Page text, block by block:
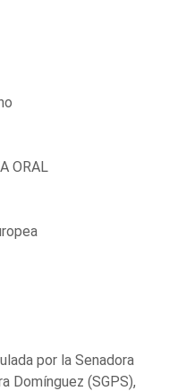
ORAL
por la Senadora
Domínguez (SGPS),